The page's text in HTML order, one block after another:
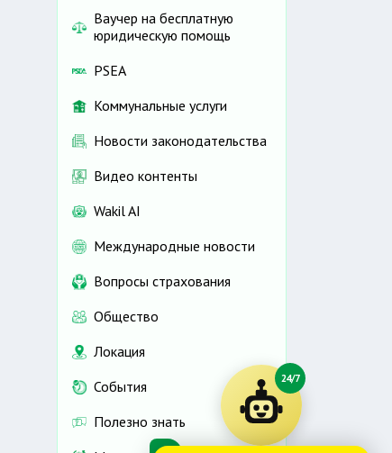
Ваучер на бесплатную
юридическую помощь
PSEA
Коммунальные услуги
Новости законодательства
Видео контенты
Wakil AI
Международные новости
Вопросы страхования
Общество
Локация
События
Полезно знать
24/7